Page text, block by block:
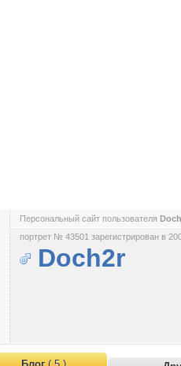
Персональный сайт пользователя
портрет № 43501 зарегистрирован в
Doch2r